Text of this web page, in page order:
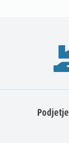
Podjetje